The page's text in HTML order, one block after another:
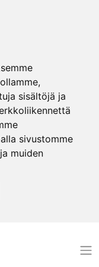
sisältöjä ja
sivustomme
muiden